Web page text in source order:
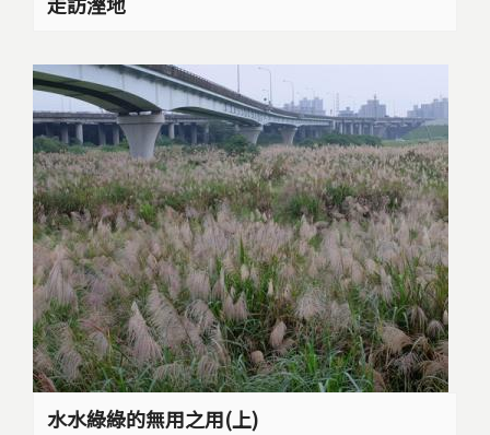
水水綠綠的無用之用(上)